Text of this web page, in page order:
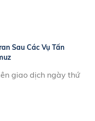
Sau Các Vụ Tấn
giao dịch ngày thứ